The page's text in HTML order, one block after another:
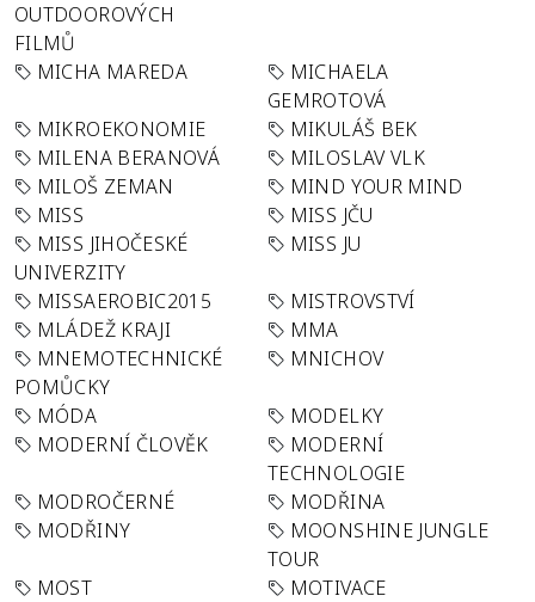
OUTDOOROVÝCH
FILMŮ
MICHA MAREDA
MICHAELA
GEMROTOVÁ
MIKROEKONOMIE
MIKULÁŠ BEK
MILENA BERANOVÁ
MILOSLAV VLK
MILOŠ ZEMAN
MIND YOUR MIND
MISS
MISS JČU
MISS JIHOČESKÉ
UNIVERZITY
MISS JU
MISSAEROBIC2015
MISTROVSTVÍ
MLÁDEŽ KRAJI
MMA
MNEMOTECHNICKÉ
POMŮCKY
MNICHOV
MÓDA
MODELKY
MODERNÍ ČLOVĚK
MODERNÍ
TECHNOLOGIE
MODROČERNÉ
MODŘINA
MODŘINY
MOONSHINE JUNGLE
TOUR
MOST
MOTIVACE